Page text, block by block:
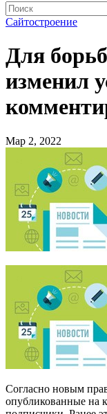
Сайтостроение
Для
изменил
Мар 2, 2022
Согласно новым
опубликованные на